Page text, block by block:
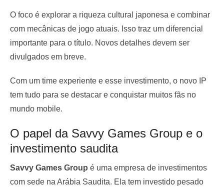
O foco é explorar a riqueza cultural japonesa e combinar
com mecânicas de jogo atuais. Isso traz um diferencial
importante para o título. Novos detalhes devem ser
divulgados em breve.
Com um time experiente e esse investimento, o novo IP
tem tudo para se destacar e conquistar muitos fãs no
mundo mobile.
O papel da Savvy Games Group e o
investimento saudita
Savvy Games Group é uma empresa de investimentos
com sede na Arábia Saudita. Ela tem investido pesado